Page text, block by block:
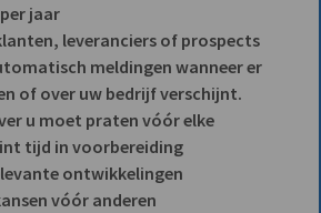
jaar
leveranciers of prospects
meldingen wanneer er
of over uw bedrijf verschijnt.
u moet praten vóór elke
tijd in voorbereiding
ontwikkelingen
vóór anderen